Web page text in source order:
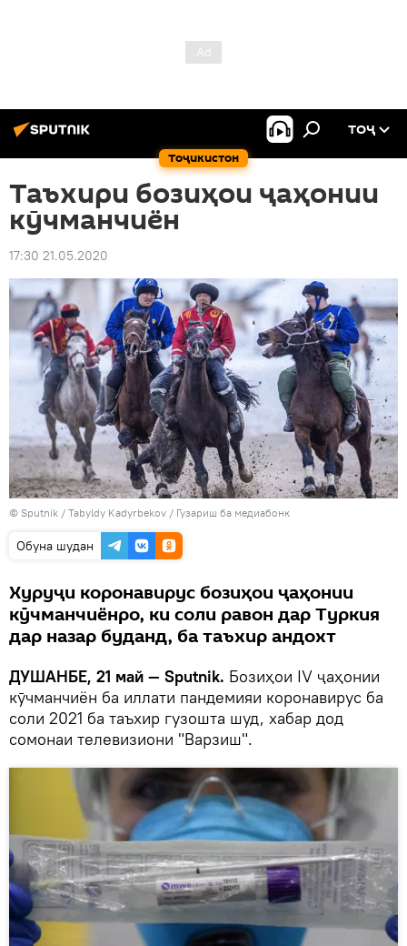
Тоҷикистон
ТОҶ
Таъхири бозиҳои ҷаҳонии
кӯчманчиён
17:30 21.05.2020
© Sputnik / Tabyldy Kadyrbekov / Гузариш ба медиабонк
Обуна шудан
Хуруҷи коронавирус бозиҳои ҷаҳонии
кӯчманчиёнро, ки соли равон дар Туркия
дар назар буданд, ба таъхир андохт
ДУШАНБЕ, 21 май — Sputnik. Бозиҳои IV ҷаҳонии
кӯчманчиён ба иллати пандемияи коронавирус ба
соли 2021 ба таъхир гузошта шуд, хабар дод
сомонаи телевизиони "Варзиш".